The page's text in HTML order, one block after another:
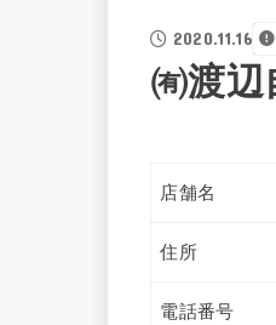
2020.11.16
㈲渡辺
店舗名
住所
電話番号